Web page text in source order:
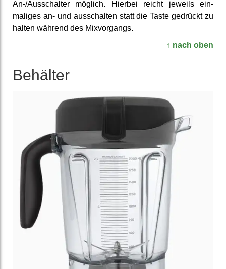
An-/Aus­schalter möglich. Hierbei reicht jeweils ein­
maliges an- und aus­schalten statt die Taste gedrückt zu
halten während des Mix­vorgangs.
↑ nach oben
Behälter